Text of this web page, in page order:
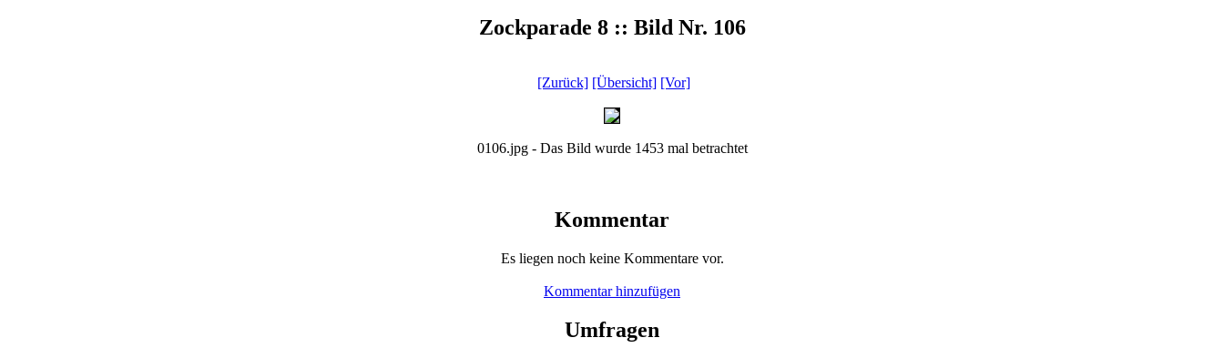
Zockparade 8 :: Bild Nr. 106
[Zurück] [Übersicht] [Vor]
0106.jpg - Das Bild wurde 1453 mal betrachtet
Kommentar
Es liegen noch keine Kommentare vor.
Kommentar hinzufügen
Umfragen